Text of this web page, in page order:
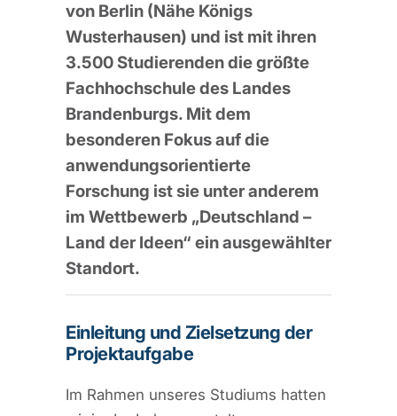
von Berlin (Nähe Königs
Wusterhausen) und ist mit ihren
3.500 Studierenden die größte
Fachhochschule des Landes
Brandenburgs. Mit dem
besonderen Fokus auf die
anwendungsorientierte
Forschung ist sie unter anderem
im Wettbewerb „Deutschland –
Land der Ideen“ ein ausgewählter
Standort.
Einleitung und Zielsetzung der
Projektaufgabe
Im Rahmen unseres Studiums hatten